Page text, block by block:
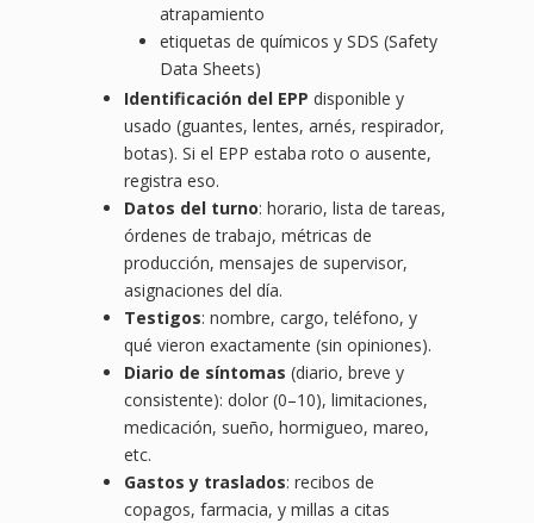
atrapamiento
etiquetas de químicos y SDS (Safety
Data Sheets)
Identificación del EPP disponible y
usado (guantes, lentes, arnés, respirador,
botas). Si el EPP estaba roto o ausente,
registra eso.
Datos del turno: horario, lista de tareas,
órdenes de trabajo, métricas de
producción, mensajes de supervisor,
asignaciones del día.
Testigos: nombre, cargo, teléfono, y
qué vieron exactamente (sin opiniones).
Diario de síntomas (diario, breve y
consistente): dolor (0–10), limitaciones,
medicación, sueño, hormigueo, mareo,
etc.
Gastos y traslados: recibos de
copagos, farmacia, y millas a citas